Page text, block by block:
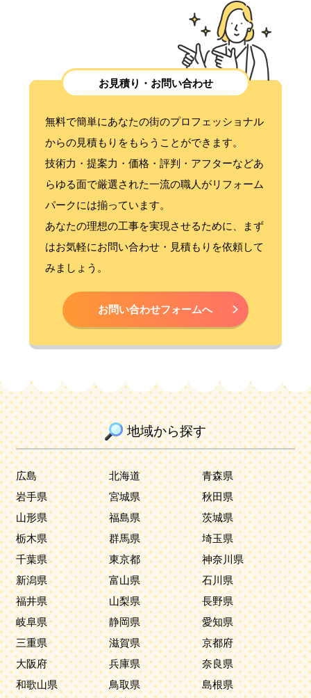
お見積り・お問い合わせ
無料で簡単にあなたの街のプロフェッショナル
からの見積もりをもらうことができます。
技術力・提案力・価格・評判・アフターなどあ
らゆる面で厳選された一流の職人がリフォーム
パークには揃っています。
あなたの理想の工事を実現させるために、まず
はお気軽にお問い合わせ・見積もりを依頼して
みましょう。
お問い合わせフォームへ
地域から探す
広島 北海道
青森県
岩手県
宮城県
秋田県
山形県
福島県
茨城県
栃木県
群馬県
埼玉県
千葉県
東京都
神奈川県
新潟県
富山県
石川県
福井県
山梨県
長野県
岐阜県
静岡県
愛知県
三重県
滋賀県
京都府
大阪府
兵庫県
奈良県
和歌山県
鳥取県
島根県